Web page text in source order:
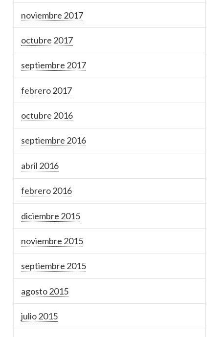
noviembre 2017
octubre 2017
septiembre 2017
febrero 2017
octubre 2016
septiembre 2016
abril 2016
febrero 2016
diciembre 2015
noviembre 2015
septiembre 2015
agosto 2015
julio 2015